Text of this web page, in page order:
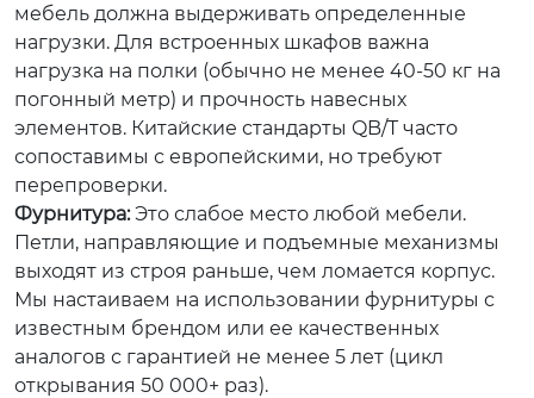
мебель должна выдерживать определенные
нагрузки. Для встроенных шкафов важна
нагрузка на полки (обычно не менее 40-50 кг на
погонный метр) и прочность навесных
элементов. Китайские стандарты QB/T часто
сопоставимы с европейскими, но требуют
перепроверки.
Фурнитура:Это слабое место любой мебели.
Петли, направляющие и подъемные механизмы
выходят из строя раньше, чем ломается корпус.
Мы настаиваем на использовании фурнитуры с
известным брендом или ее качественных
аналогов с гарантией не менее 5 лет (цикл
открывания 50 000+ раз).